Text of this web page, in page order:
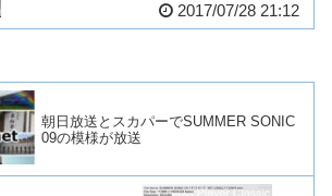
2017/07/28 21:12
朝日放送とスカパーでSUMMER SONIC
09の模様が放送